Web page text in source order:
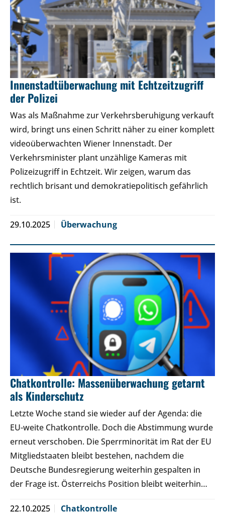
Innenstadtüberwachung mit Echtzeitzugriff
der Polizei
Was als Maßnahme zur Verkehrsberuhigung verkauft
wird, bringt uns einen Schritt näher zu einer komplett
videoüberwachten Wiener Innenstadt. Der
Verkehrsminister plant unzählige Kameras mit
Polizeizugriff in Echtzeit. Wir zeigen, warum das
rechtlich brisant und demokratiepolitisch gefährlich
ist.
29.10.2025 Überwachung
Chatkontrolle: Massenüberwachung getarnt
als Kinderschutz
Letzte Woche stand sie wieder auf der Agenda: die
EU-weite Chatkontrolle. Doch die Abstimmung wurde
erneut verschoben. Die Sperrminorität im Rat der EU
Mitgliedstaaten bleibt bestehen, nachdem die
Deutsche Bundesregierung weiterhin gespalten in
der Frage ist. Österreichs Position bleibt weiterhin…
22.10.2025 Chatkontrolle